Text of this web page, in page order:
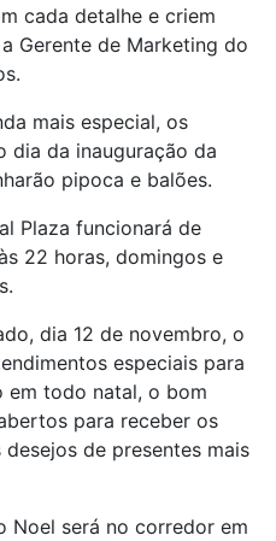
cada detalhe e criem
Gerente de Marketing do
mais especial, os
dia da inauguração da
pipoca e balões.
Plaza funcionará de
22 horas, domingos e
dia 12 de novembro, o
especiais para
em todo natal, o bom
para receber os
de presentes mais
Noel será no corredor em